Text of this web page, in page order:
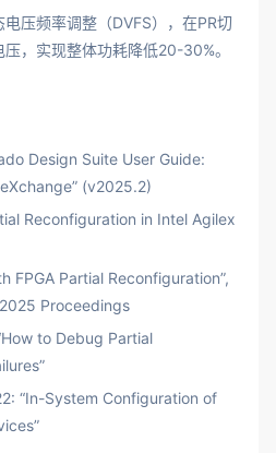
压频率调整（DVFS），在PR切
，实现整体功耗降低20-30%。
Design Suite User Guide:
(v2025.2)
Reconfiguration in Intel Agilex
FPGA Partial Reconfiguration”,
Proceedings
to Debug Partial
“In-System Configuration of